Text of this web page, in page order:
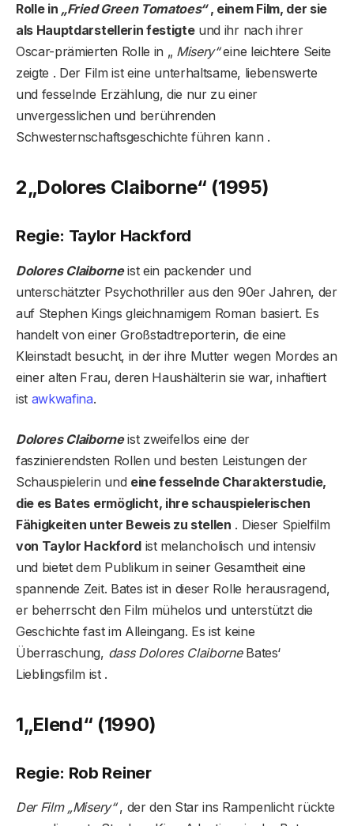
Rolle in „Fried Green Tomatoes“, einem Film, der sie
als Hauptdarstellerin festigteund ihr nach ihrer
Oscar-prämierten Rolle in „ Misery“eine leichtere Seite
zeigte . Der Film ist eine unterhaltsame, liebenswerte
und fesselnde Erzählung, die nur zu einer
unvergesslichen und berührenden
Schwesternschaftsgeschichte führen kann .
2„Dolores Claiborne“ (1995)
Regie: Taylor Hackford
Dolores Claiborneist ein packender und
unterschätzter Psychothriller aus den 90er Jahren, der
auf Stephen Kings gleichnamigem Roman basiert. Es
handelt von einer Großstadtreporterin, die eine
Kleinstadt besucht, in der ihre Mutter wegen Mordes an
einer alten Frau, deren Haushälterin sie war, inhaftiert
ist awkwafina.
Dolores Claiborneist zweifellos eine der
faszinierendsten Rollen und besten Leistungen der
Schauspielerin und eine fesselnde Charakterstudie,
die es Bates ermöglicht, ihre schauspielerischen
Fähigkeiten unter Beweis zu stellen . Dieser Spielfilm
von Taylor Hackfordist melancholisch und intensiv
und bietet dem Publikum in seiner Gesamtheit eine
spannende Zeit. Bates ist in dieser Rolle herausragend,
er beherrscht den Film mühelos und unterstützt die
Geschichte fast im Alleingang. Es ist keine
Überraschung, dass Dolores ClaiborneBates‘
Lieblingsfilm ist .
1„Elend“ (1990)
Regie: Rob Reiner
Der Film „Misery“, der den Star ins Rampenlicht rückte